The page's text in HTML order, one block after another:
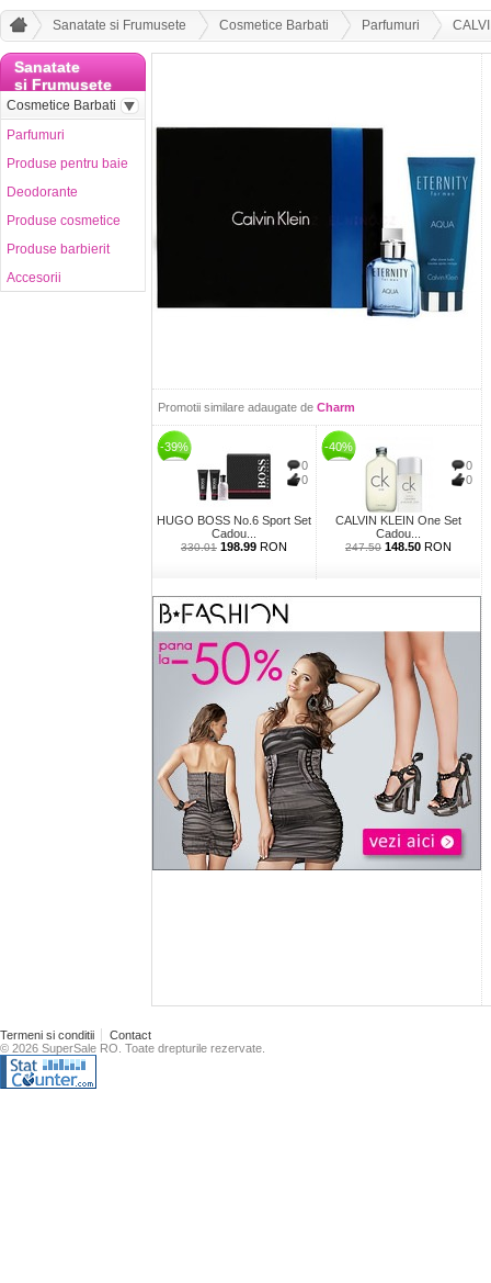
Sanatate si Frumusete Cosmetice Barbati Parfumuri
Promotii similare adaugate de Charm
-39%
0
0
HUGO BOSS No.6 Sport Set
Cadou...
330.01 198.99 RON
-40%
0
0
CALVIN KLEIN One Set
Cadou...
247.50 148.50 RON
Sanatate
si Frumusete
Cosmetice Barbati
Parfumuri
Produse pentru baie
Deodorante
Produse cosmetice
Produse barbierit
Accesorii
Termeni si conditii
Contact
© 2026 SuperSale RO. Toate drepturile rezervate.